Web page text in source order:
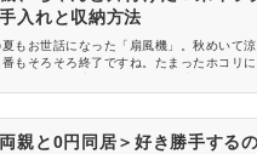
入れと収納方法
もお世話になった「扇風機」。秋めいて
番もそろそろ終了ですね。たまったホコリ
ラクするためのお手入れ＆収納方法をご
親と0円同居＞好き勝手する